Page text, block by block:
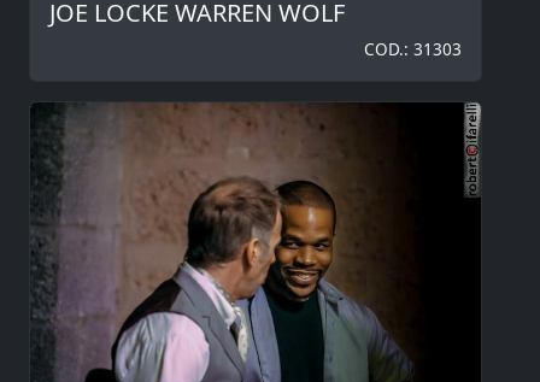
JOE LOCKE WARREN WOLF
COD.: 31303